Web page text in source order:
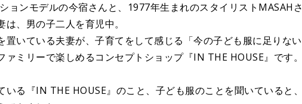
ョンモデルの今宿さんと、1977年生まれのスタイリストMASAHさ
、男の子二人を育児中。
置いている夫妻が、子育てをして感じる「今の子ども服に足りない
ミリーで楽しめるコンセプトショップ『IN THE HOUSE』です。
る『IN THE HOUSE』のこと、子ども服のことを聞いていると、